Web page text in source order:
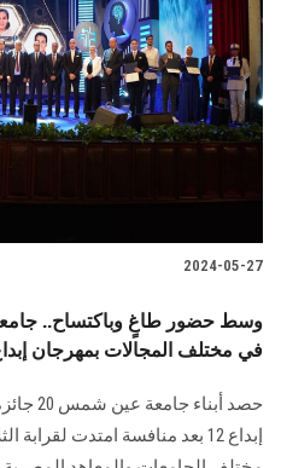
2024-05-27
في مختلف المجالات بمهرجان إبداع
حصد
إبداع 12 بعد منافسة ‏امتدت